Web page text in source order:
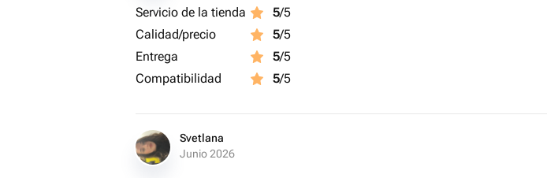
Servicio de la tienda 5/5
Calidad/precio
5/5
Entrega
5/5
Compatibilidad
5/5
Svetlana
Junio 2026